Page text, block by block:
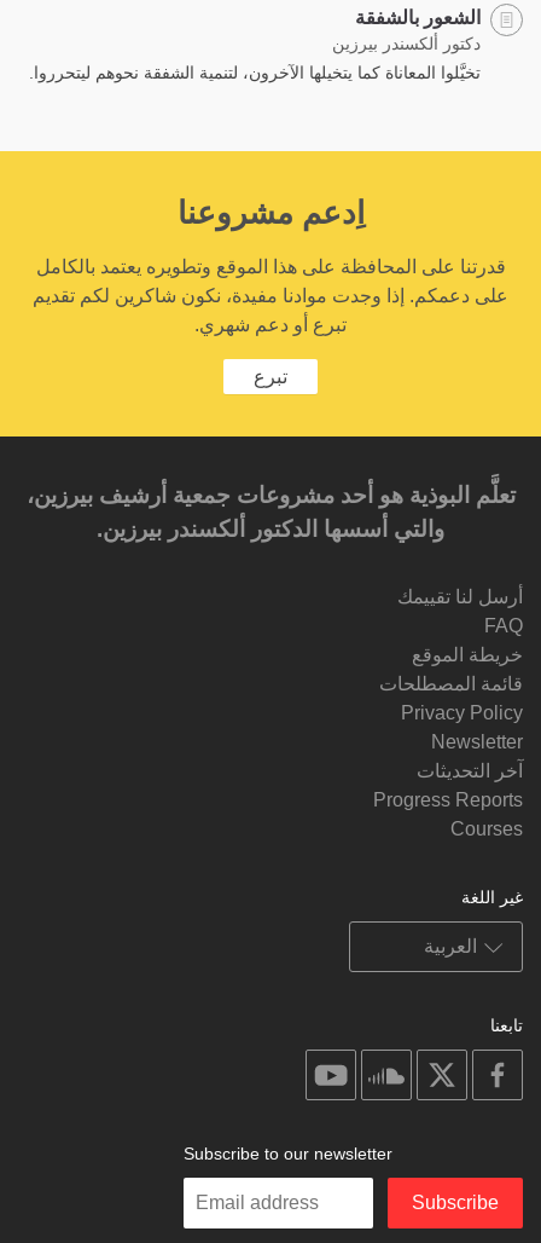
الشعور بالشفقة
دكتور ألكسندر بيرزين
تخيَّلوا المعاناة كما يتخيلها الآخرون، لتنمية الشفقة نحوهم ليتحرروا.
اِدعم مشروعنا
قدرتنا على المحافظة على هذا الموقع وتطويره يعتمد بالكامل
على دعمكم. إذا وجدت موادنا مفيدة، نكون شاكرين لكم تقديم
تبرع أو دعم شهري.
تبرع
تعلَّم البوذية هو أحد مشروعات جمعية أرشيف بيرزين،
والتي أسسها الدكتور ألكسندر بيرزين.‎‎
أرسل لنا تقييمك
FAQ
خريطة الموقع
قائمة المصطلحات
Privacy Policy
Newsletter
آخر التحديثات
Progress Reports
Courses
غير اللغة
تابعنا
facebook
soundcloud
Subscribe to our newsletter
Enter
Subscribe